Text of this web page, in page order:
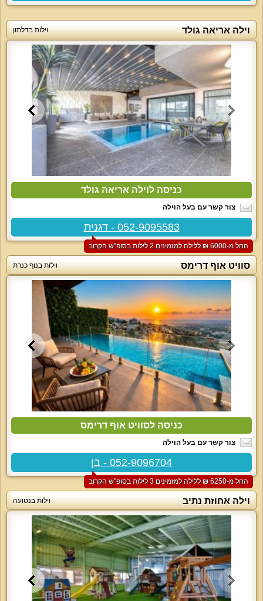
וילה אריאה גולד וילות בדלתון
כניסה לוילה אריאה גולד
צור קשר עם בעל הוילה
052-9095583 - דגנית
החל מ-‏6000 ₪ ללילה למזמינים 2 לילות בסופ"ש הקרוב
סוויט אוף דרימס וילות בנוף כנרת
כניסה לסוויט אוף דרימס
צור קשר עם בעל הוילה
052-9096704 - בן
החל מ-‏6250 ₪ ללילה למזמינים 3 לילות בסופ"ש הקרוב
וילה אחוזת נתיב וילות בנטועה